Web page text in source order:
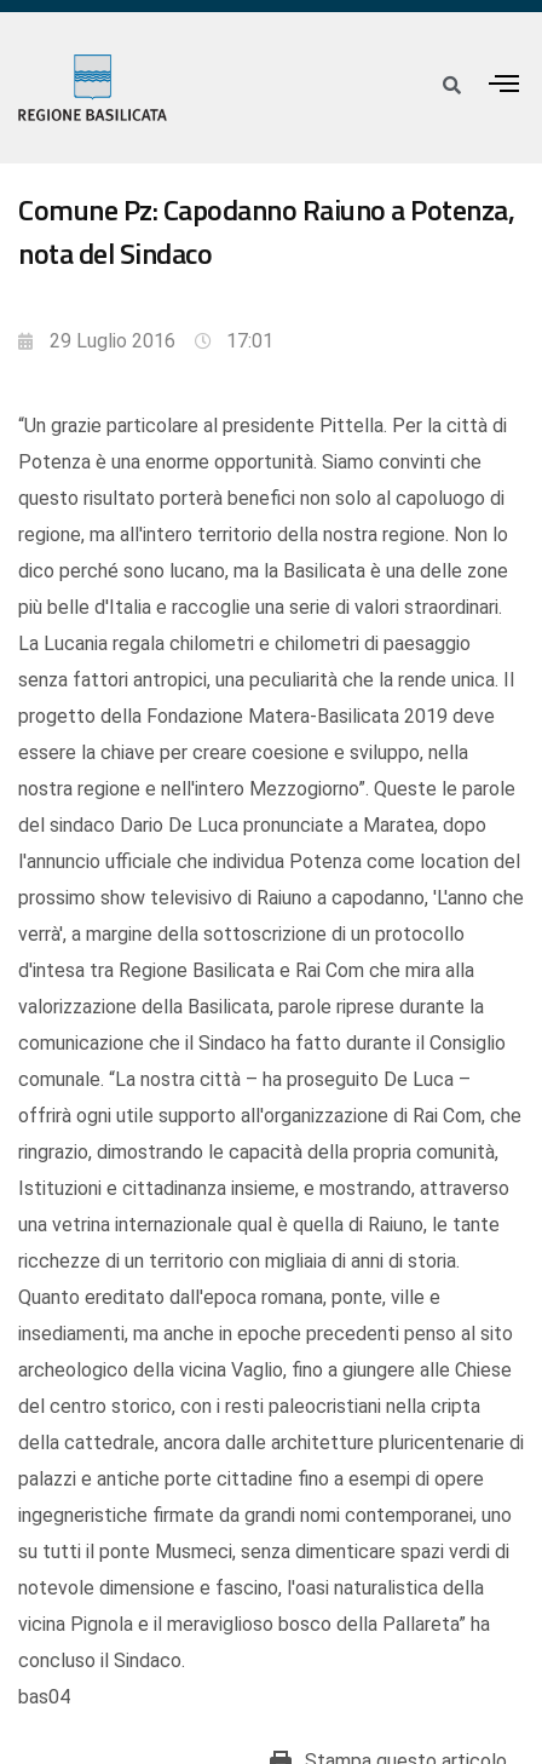
Comune Pz: Capodanno Raiuno a Potenza,
nota del Sindaco
29 Luglio 2016 17:01
“Un grazie particolare al presidente Pittella. Per la città di
Potenza è una enorme opportunità. Siamo convinti che
questo risultato porterà benefici non solo al capoluogo di
regione, ma all'intero territorio della nostra regione. Non lo
dico perché sono lucano, ma la Basilicata è una delle zone
più belle d'Italia e raccoglie una serie di valori straordinari.
La Lucania regala chilometri e chilometri di paesaggio
senza fattori antropici, una peculiarità che la rende unica. Il
progetto della Fondazione Matera-Basilicata 2019 deve
essere la chiave per creare coesione e sviluppo, nella
nostra regione e nell'intero Mezzogiorno”. Queste le parole
del sindaco Dario De Luca pronunciate a Maratea, dopo
l'annuncio ufficiale che individua Potenza come location del
prossimo show televisivo di Raiuno a capodanno, 'L'anno che
verrà', a margine della sottoscrizione di un protocollo
d'intesa tra Regione Basilicata e Rai Com che mira alla
valorizzazione della Basilicata, parole riprese durante la
comunicazione che il Sindaco ha fatto durante il Consiglio
comunale. “La nostra città – ha proseguito De Luca –
offrirà ogni utile supporto all'organizzazione di Rai Com, che
ringrazio, dimostrando le capacità della propria comunità,
Istituzioni e cittadinanza insieme, e mostrando, attraverso
una vetrina internazionale qual è quella di Raiuno, le tante
ricchezze di un territorio con migliaia di anni di storia.
Quanto ereditato dall'epoca romana, ponte, ville e
insediamenti, ma anche in epoche precedenti penso al sito
archeologico della vicina Vaglio, fino a giungere alle Chiese
del centro storico, con i resti paleocristiani nella cripta
della cattedrale, ancora dalle architetture pluricentenarie di
palazzi e antiche porte cittadine fino a esempi di opere
ingegneristiche firmate da grandi nomi contemporanei, uno
su tutti il ponte Musmeci, senza dimenticare spazi verdi di
notevole dimensione e fascino, l'oasi naturalistica della
vicina Pignola e il meraviglioso bosco della Pallareta” ha
concluso il Sindaco.
bas04